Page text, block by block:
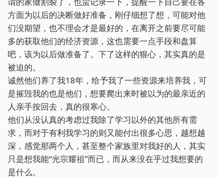
方面为以后的决断做好准备，刚仔细想了想，可能对他
们没期望，也不理会才是最好的，在离开之前要尽可能
多的获取他们的经济资源，这也需要一点手段和盘算
吧，该为以后做准备了。下了这样的狠心，其实真的是
被迫的。
诚然他们养了我18年，给予我了一些资源来培养我，可
是摧毁我的也是他们，想要爬出来时被以为的最亲近的
人亲手按回去，真的很寒心。
他们从没认真的考虑过我除了学习以外的其他所有需
求，而对于有利我学习的则又能付出很多心思，越想越
深，感觉那两个人，甚至整个家族里对我好的人，其实
只是想我能“光宗耀祖”而已，而从来没在乎过我想要的
是什么。